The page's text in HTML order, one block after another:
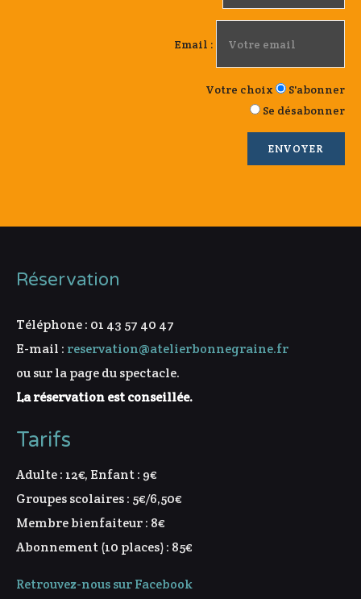
Email :
Votre choix
S'abonner
Se désabonner
Réservation
Téléphone : 01 43 57 40 47
E-mail : reservation@atelierbonnegraine.fr
ou sur la page du spectacle.
La réservation est conseillée.
Tarifs
Adulte : 12€, Enfant : 9€
Groupes scolaires : 5€/6,50€
Membre bienfaiteur : 8€
Abonnement (10 places) : 85€
Retrouvez-nous sur Facebook